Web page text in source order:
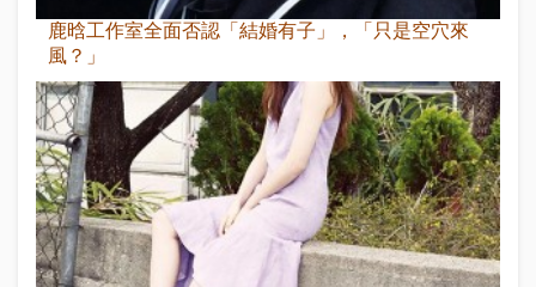
鹿晗工作室全面否認「結婚有子」，「只是空穴來
風？」